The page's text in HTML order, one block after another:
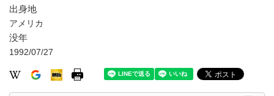
出身地
アメリカ
没年
1992/07/27